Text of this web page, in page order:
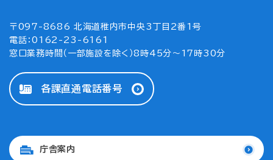
〒097-8686 北海道稚内市中央3丁目2番1号
電話：0162-23-6161
窓口業務時間（一部施設を除く）8時45分～17時30分
各課直通電話番号
庁舎案内